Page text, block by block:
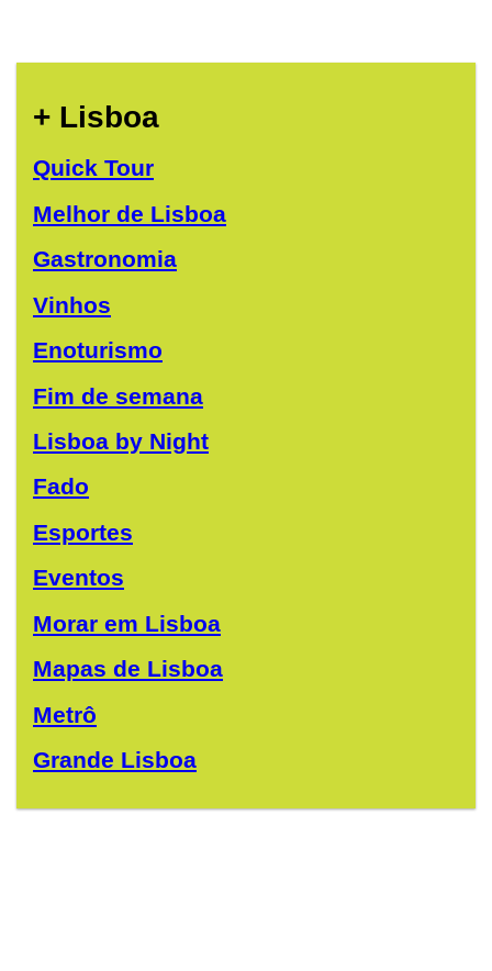
+ Lisboa
Quick Tour
Melhor de Lisboa
Gastronomia
Vinhos
Enoturismo
Fim de semana
Lisboa by Night
Fado
Esportes
Eventos
Morar em Lisboa
Mapas de Lisboa
Metrô
Grande Lisboa